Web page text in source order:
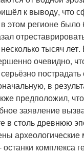
к выводу, что
в этом регионе
тысяч
очевидно,
в
предположил,
заявление
в столь древнюю
останки комплекса